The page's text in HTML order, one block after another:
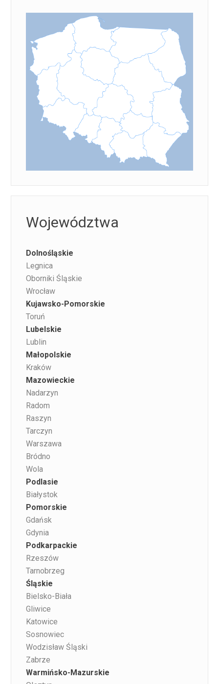
Województwa
Dolnośląskie
Legnica
Oborniki Śląskie
Wrocław
Kujawsko-Pomorskie
Toruń
Lubelskie
Lublin
Małopolskie
Kraków
Mazowieckie
Nadarzyn
Radom
Raszyn
Tarczyn
Warszawa
Bródno
Wola
Podlasie
Białystok
Pomorskie
Gdańsk
Gdynia
Podkarpackie
Rzeszów
Tarnobrzeg
Śląskie
Bielsko-Biała
Gliwice
Katowice
Sosnowiec
Wodzisław Śląski
Zabrze
Warmińsko-Mazurskie